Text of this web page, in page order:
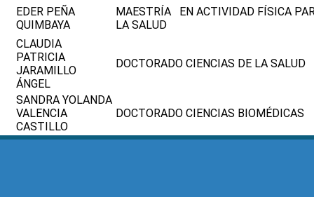
EDER PEÑA
QUIMBAYA
MAESTRÍA EN ACTIVIDAD FÍSICA
LA SALUD
CLAUDIA
PATRICIA
JARAMILLO
ÁNGEL
DOCTORADO CIENCIAS DE LA SALUD
SANDRA YOLANDA
VALENCIA
CASTILLO
DOCTORADO CIENCIAS BIOMÉDICAS